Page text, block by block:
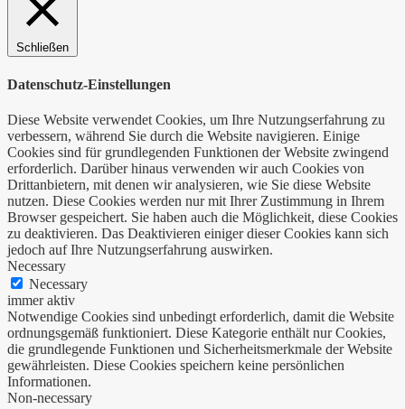
Schließen
Datenschutz-Einstellungen
Diese Website verwendet Cookies, um Ihre Nutzungserfahrung zu
verbessern, während Sie durch die Website navigieren. Einige
Cookies sind für grundlegenden Funktionen der Website zwingend
erforderlich. Darüber hinaus verwenden wir auch Cookies von
Drittanbietern, mit denen wir analysieren, wie Sie diese Website
nutzen. Diese Cookies werden nur mit Ihrer Zustimmung in Ihrem
Browser gespeichert. Sie haben auch die Möglichkeit, diese Cookies
zu deaktivieren. Das Deaktivieren einiger dieser Cookies kann sich
jedoch auf Ihre Nutzungserfahrung auswirken.
Necessary
Necessary
immer aktiv
Notwendige Cookies sind unbedingt erforderlich, damit die Website
ordnungsgemäß funktioniert. Diese Kategorie enthält nur Cookies,
die grundlegende Funktionen und Sicherheitsmerkmale der Website
gewährleisten. Diese Cookies speichern keine persönlichen
Informationen.
Non-necessary